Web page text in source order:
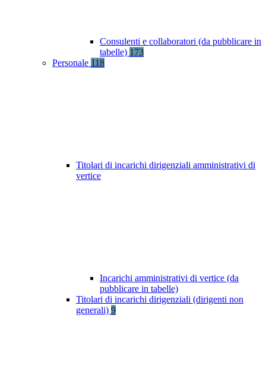
Consulenti e collaboratori (da pubblicare in
tabelle) 173
Personale 118
Titolari di incarichi dirigenziali amministrativi di
vertice
Incarichi amministrativi di vertice (da
pubblicare in tabelle)
Titolari di incarichi dirigenziali (dirigenti non
generali) 9